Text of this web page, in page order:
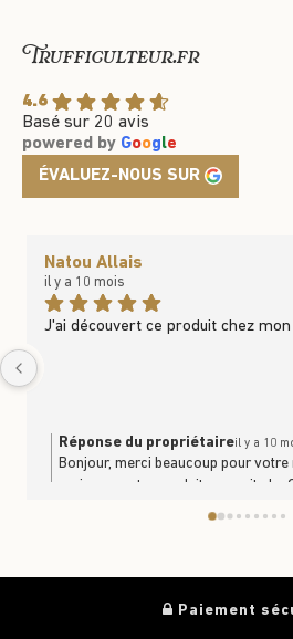
Trufficulteur.fr
4.6
Basé sur 20 avis
powered by Google
ÉVALUEZ-NOUS SUR
Natou Allais
il y a 10 mois
J'ai découvert ce produit chez
Réponse du propriétaireil y a 10
Bonjour, merci beaucoup pour
ravis que notre produit vous ait plu.
de savoir que nos produits se
Paiement